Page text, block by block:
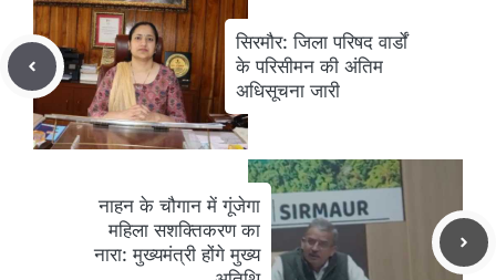
सिरमौर: जिला परिषद वार्डों
के परिसीमन की अंतिम
अधिसूचना जारी
नाहन के चौगान में गूंजेगा
महिला सशक्तिकरण का
नारा: मुख्यमंत्री होंगे मुख्य